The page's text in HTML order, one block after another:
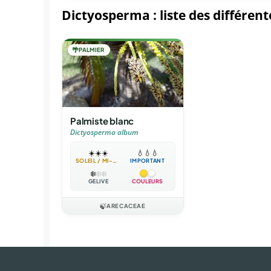
Dictyosperma : liste des
🌴PALMIER
Palmiste blanc
Dictyosperma album
☀️☀️☀️
SOLEIL / MI-OMBRE
💧 💧 💧
IMPORTANT
❄️❄️❄️
GÉLIVE COULEURS
🍃ARECACEAE